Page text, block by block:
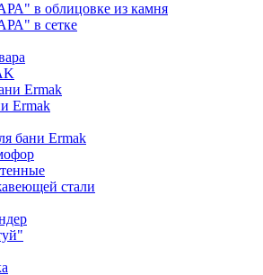
в облицовке из камня
в сетке
Ermak
Ermak
бани Ermak
стали